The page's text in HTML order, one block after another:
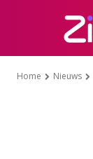
Home Nieuws